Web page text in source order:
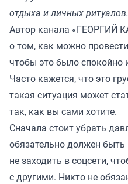
отдыха и личных ритуалов.
Автор канала «ГЕОРГИЙ
о том, как можно
чтобы это было спокойно
Часто кажется, что это
такая ситуация может
так, как вы сами хотите.
Сначала стоит убрать
обязательно должен
не заходить в соцсети,
с другими. Никто не